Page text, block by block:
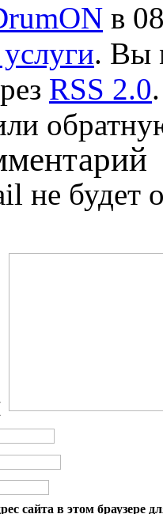
в
. Вы
RSS 2.0
не будет
сайта в этом браузере